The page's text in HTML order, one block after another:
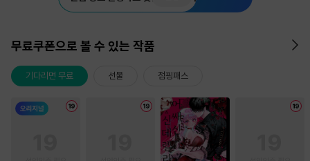
무료쿠폰으로 볼 수 있는 작품
기다리면 무료 선물 점핑패스